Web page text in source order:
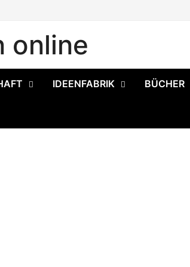
online
IDEENFABRIK BÜCHER